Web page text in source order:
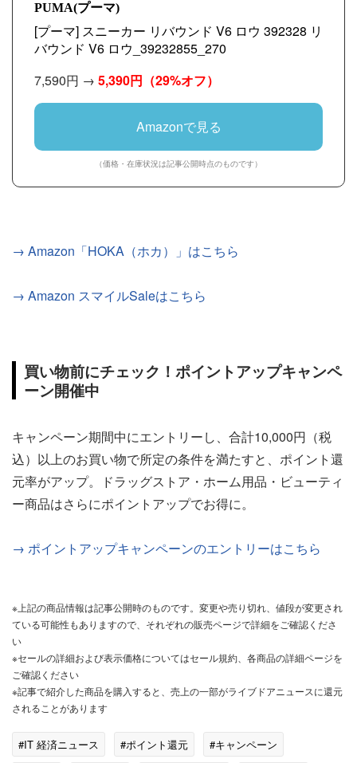
PUMA(プーマ)
[プーマ] スニーカー リバウンド V6 ロウ 392328 リ
バウンド V6 ロウ_39232855_270
7,590円 → 5,390円 （29%オフ）
Amazonで見る
（価格・在庫状況は記事公開時点のものです）
→ Amazon「HOKA（ホカ）」はこちら
→ Amazon スマイルSaleはこちら
買い物前にチェック！ポイントアップキャンペ
ーン開催中
キャンペーン期間中にエントリーし、合計10,000円（税
込）以上のお買い物で所定の条件を満たすと、ポイント還
元率がアップ。ドラッグストア・ホーム用品・ビューティ
ー商品はさらにポイントアップでお得に。
→ ポイントアップキャンペーンのエントリーはこちら
※上記の商品情報は記事公開時のものです。変更や売り切れ、値段が変更され
ている可能性もありますので、それぞれの販売ページで詳細をご確認くださ
い
※セールの詳細および表示価格についてはセール規約、各商品の詳細ページを
ご確認ください
※記事で紹介した商品を購入すると、売上の一部がライブドアニュースに還元
されることがあります
#IT 経済ニュース #ポイント還元
#キャンペーン